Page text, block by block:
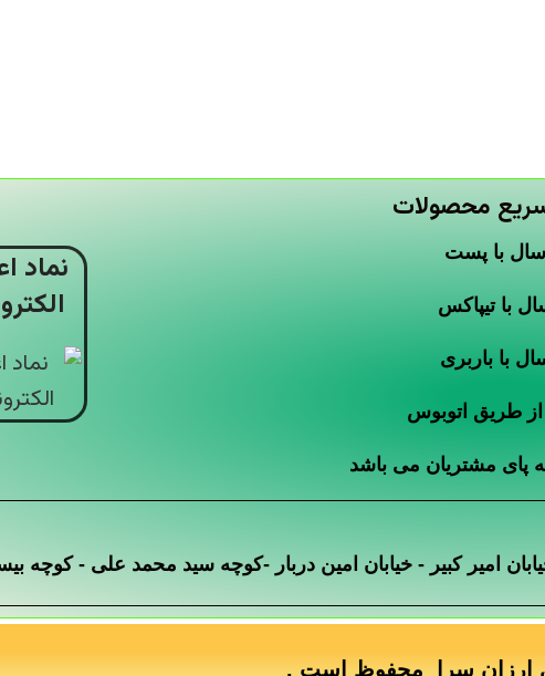
محصولات
با پست
با تیپاکس
با باربری
از طریق اتوبوس
پای مشتریان می باشد
نماد
امیر کبیر - خیابان امین دربار -کوچه سید محمد علی - کوچه
ارزان سرا محفوظ است .